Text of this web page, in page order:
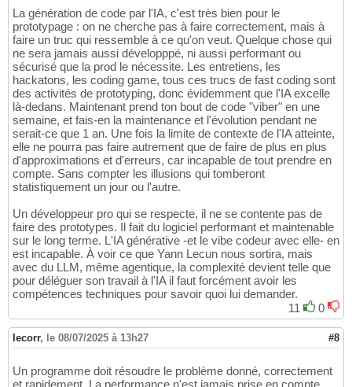
La génération de code par l'IA, c'est très bien pour le
prototypage : on ne cherche pas à faire correctement, mais à
faire un truc qui ressemble à ce qu'on veut. Quelque chose qui
ne sera jamais aussi développpé, ni aussi performant ou
sécurisé que la prod le nécessite. Les entretiens, les
hackatons, les coding game, tous ces trucs de fast coding sont
des activités de prototyping, donc évidemment que l'IA excelle
là-dedans. Maintenant prend ton bout de code "viber" en une
semaine, et fais-en la maintenance et l'évolution pendant ne
serait-ce que 1 an. Une fois la limite de contexte de l'IA atteinte,
elle ne pourra pas faire autrement que de faire de plus en plus
d'approximations et d'erreurs, car incapable de tout prendre en
compte. Sans compter les illusions qui tomberont
statistiquement un jour ou l'autre.
Un développeur pro qui se respecte, il ne se contente pas de
faire des prototypes. Il fait du logiciel performant et maintenable
sur le long terme. L'IA générative -et le vibe codeur avec elle- en
est incapable. À voir ce que Yann Lecun nous sortira, mais
avec du LLM, même agentique, la complexité devient telle que
pour déléguer son travail à l'IA il faut forcément avoir les
compétences techniques pour savoir quoi lui demander.
11
0
lecorr, le 08/07/2025 à 13h27 #8
Un programme doit résoudre le problème donné, correctement
et rapidement. La performance n'est jamais prise en compte.